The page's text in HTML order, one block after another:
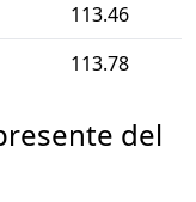
113.46
113.78
del